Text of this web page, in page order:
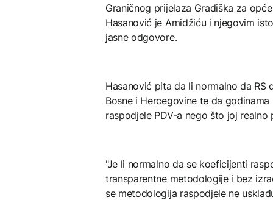
Graničnog prijelaza Gradiška za
Hasanović je Amidžiću i njegovim
jasne odgovore.
Hasanović pita da li normalno da RS
Bosne i Hercegovine te da
raspodjele PDV-a nego što joj realno
"Je li normalno da se koeficijenti
transparentne metodologije i bez
se metodologija raspodjele ne